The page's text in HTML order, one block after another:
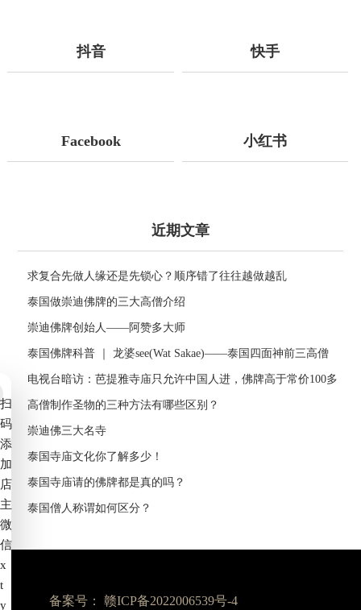
抖音 快手
Facebook 小红书
近期文章
求复合先做人缘还是先锁心？顺序错了往往越做越乱
泰国做崇迪佛牌的三大高僧介绍
崇迪佛牌创始人——阿赞多大师
泰国佛牌科普 ｜ 龙婆see(Wat Sakae)——泰国四面神前三高僧
电视台暗访：芭提雅寺庙只允许中国人进，佛牌高于常价100多
倍！
高僧制作圣物的三种方法有哪些区别？
崇迪佛三大名寺
泰国寺庙文化你了解多少！
泰国寺庙请的佛牌都是真的吗？
泰国僧人称谓如何区分？
备案号： 赣ICP备2022006539号-4
扫
码
添
加
店
主
微
信
x
t
y